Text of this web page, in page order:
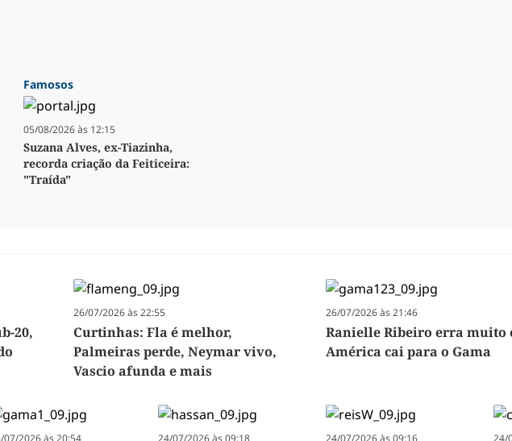
Famosos
05/08/2026 às 12:15
Suzana Alves, ex-Tiazinha,
recorda criação da Feiticeira:
"Traída"
20,
26/07/2026 às 22:55
Curtinhas: Fla é melhor,
Palmeiras perde, Neymar vivo,
Vascio afunda e mais
26/07/2026 às 21:46
Ranielle Ribeiro erra muito
América cai para o Gama